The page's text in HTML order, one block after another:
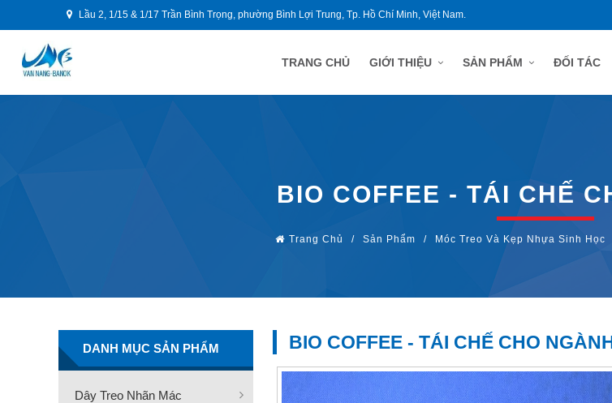
Lầu 2, 1/15 & 1/17 Trần Bình Trọng, phường Bình Lợi Trung, Tp. Hồ Chí Minh, Việt Nam.
TRANG CHỦ GIỚI THIỆU SẢN PHẨM ĐỐI TÁC
BIO COFFEE - TÁI CHẾ
Trang Chủ / Sản Phẩm / Móc Treo Và Kẹp Nhựa Sinh Học
BIO COFFEE - TÁI CHẾ CHO
DANH MỤC SẢN PHẨM
Dây Treo Nhãn Mác